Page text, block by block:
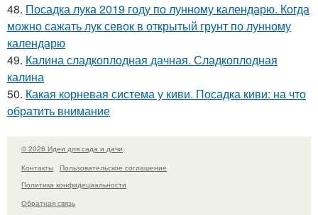
48. Посадка лука 2019 году по лунному календарю. Когда
можно сажать лук севок в открытый грунт по лунному
календарю
49. Калина сладкоплодная дачная. Сладкоплодная
калина
50. Какая корневая система у киви. Посадка киви: на что
обратить внимание
© 2026 Идеи для сада и дачи
Контакты
Пользовательское соглашение
Политика конфидециальности
Обратная связь